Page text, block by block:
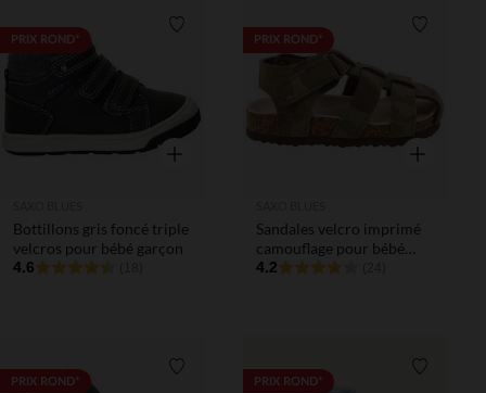
PRIX ROND* Liste de souhaits
Aperçu rapide
Bottillons gris foncé triple
velcros pour bébé garçon
4.6
PRIX ROND*
Aperçu
Sandales velcro imprimé
camouflage pour bébé
garçon
4.2
PRIX ROND* Liste de souhaits
PRIX ROND*